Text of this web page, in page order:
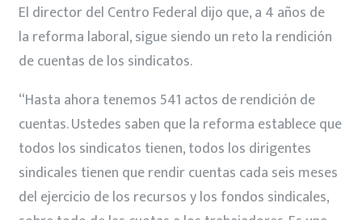
El director del Centro Federal dijo que, a 4 años de
la reforma laboral, sigue siendo un reto la rendición
de cuentas de los sindicatos.
“Hasta ahora tenemos 541 actos de rendición de
cuentas. Ustedes saben que la reforma establece que
todos los sindicatos tienen, todos los dirigentes
sindicales tienen que rendir cuentas cada seis meses
del ejercicio de los recursos y los fondos sindicales,